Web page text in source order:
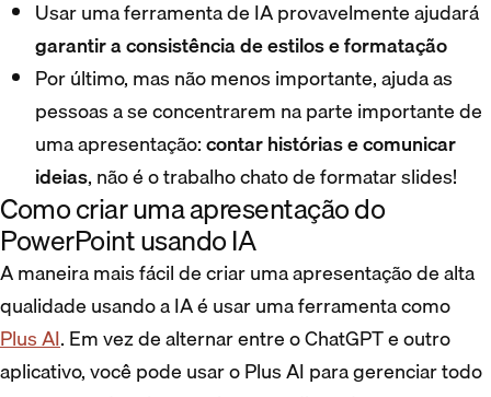
Usar uma ferramenta de IA provavelmente ajudará
garantir a consistência de estilos e formatação
Por último, mas não menos importante, ajuda as
pessoas a se concentrarem na parte importante de
uma apresentação:contar histórias e comunicar
ideias, não é o trabalho chato de formatar slides!
Como criar uma apresentação do
PowerPoint usando IA
A maneira mais fácil de criar uma apresentação de alta
qualidade usando a IA é usar uma ferramenta como
Plus AI. Em vez de alternar entre o ChatGPT e outro
aplicativo, você pode usar o Plus AI para gerenciar todo